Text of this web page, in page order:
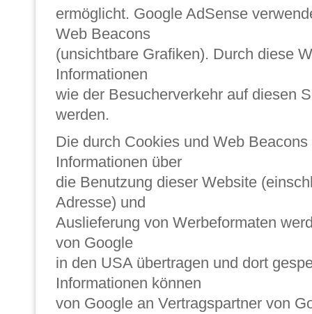
ermöglicht. Google AdSense
Web Beacons
(unsichtbare Grafiken). Durch diese
Informationen
wie der Besucherverkehr auf diesen
werden.
Die durch Cookies und Web
Informationen über
die Benutzung dieser Website
Adresse) und
Auslieferung von Werbeformaten
von Google
in den USA übertragen und dort
Informationen können
von Google an Vertragspartner von